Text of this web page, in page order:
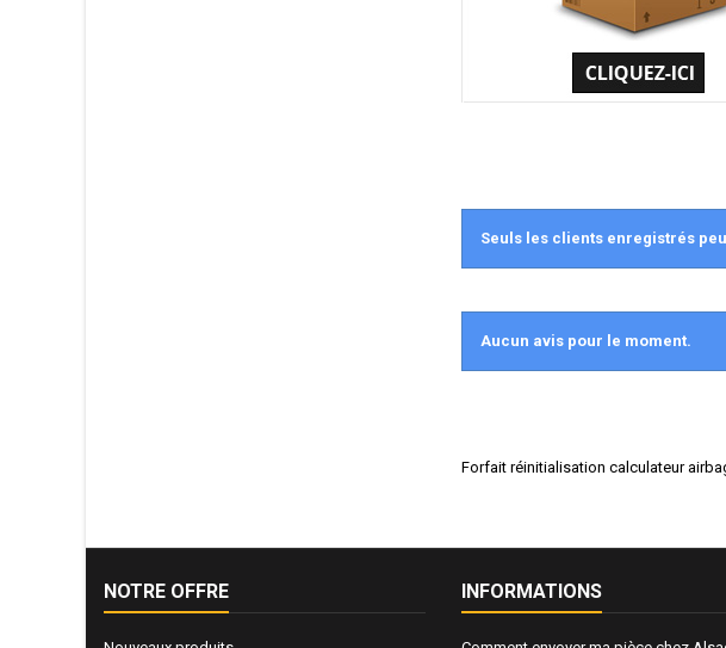
Seuls les clients enregistrés
Aucun avis pour le moment.
Forfait réinitialisation calculateur
NOTRE OFFRE INFORMATIONS